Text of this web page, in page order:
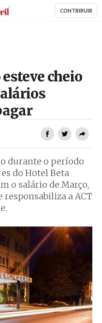
CONTRIBUIR
cheio
durante o período
do Hotel Beta
o salário de Março,
a ACT